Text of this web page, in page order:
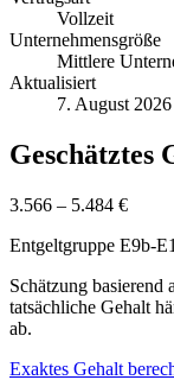
Vollzeit
Unternehmensgröße
Mittlere
Aktualisiert
7. August 2026
Geschätztes
3.566 – 5.484 €
Entgeltgruppe E9b-
Schätzung
tatsächliche Gehalt
ab.
Exaktes Gehalt